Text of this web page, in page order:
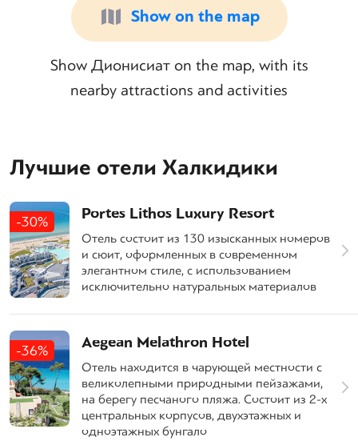
Show on the map
Show Дионисиат on the map, with its
nearby attractions and activities
Лучшие отели Халкидики
-30% Portes Lithos Luxury Resort
Отель состоит из 130 изысканных номеров
и сюит, оформленных в современном
элегантном стиле, с использованием
исключительно натуральных материалов
-36% Aegean Melathron Hotel
Отель находится в чарующей местности с
великолепными природными пейзажами,
на берегу песчаного пляжа. Состоит из 2-х
центральных корпусов, двухэтажных и
одноэтажных бунгало